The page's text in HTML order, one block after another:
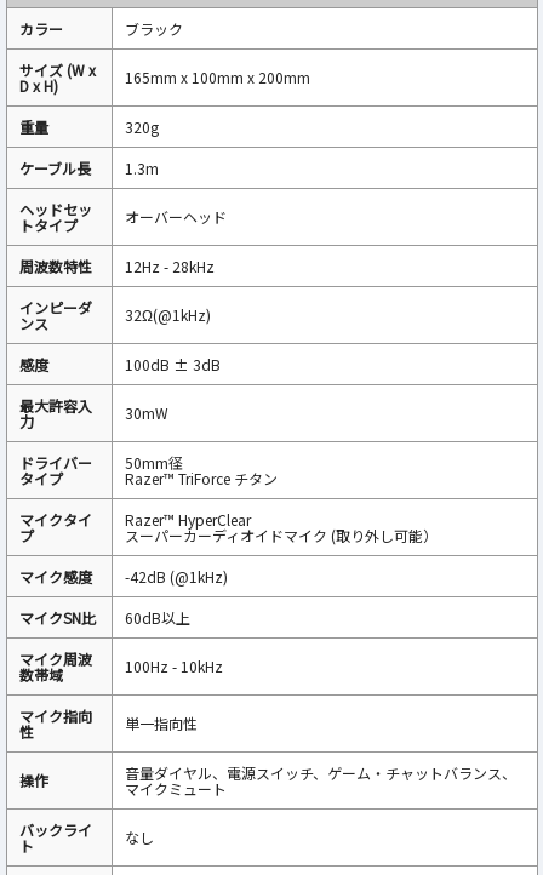
カラー
ブラック
サイズ (W x
D x H) 165mm x 100mm x 200mm
重量
320g
ケーブル長
1.3m
ヘッドセッ
トタイプ オーバーヘッド
周波数特性
12Hz - 28kHz
インピーダ
ンス 32Ω(@1kHz)
感度
100dB ± 3dB
最大許容入
力 30mW
ドライバー
タイプ
50mm径
Razer™ TriForce チタン
マイクタイ
プ
Razer™ HyperClear
スーパーカーディオイドマイク (取り外し可能）
マイク感度
-42dB (@1kHz)
マイクSN比
60dB以上
マイク周波
数帯域 100Hz - 10kHz
マイク指向
性 単一指向性
操作 音量ダイヤル、電源スイッチ、ゲーム・チャットバランス、
マイクミュート
バックライ
ト なし